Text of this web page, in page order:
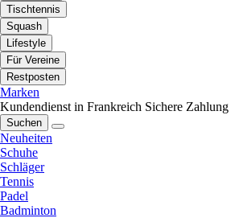
Tischtennis
Squash
Lifestyle
Für Vereine
Restposten
Marken
Kundendienst in Frankreich Sichere Zahlung
Suchen
Neuheiten
Schuhe
Schläger
Tennis
Padel
Badminton